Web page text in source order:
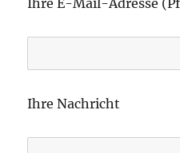
e
s
Ihre E-Mail-Adresse
Ihre Nachricht